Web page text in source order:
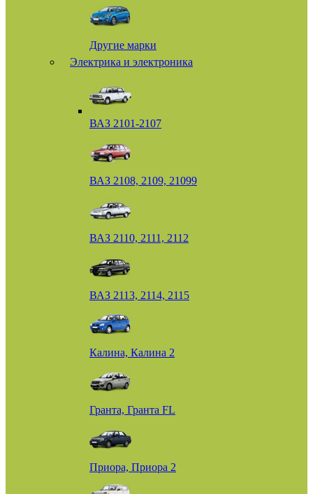
Другие марки
Электрика и электроника
ВАЗ 2101-2107
ВАЗ 2108, 2109, 21099
ВАЗ 2110, 2111, 2112
ВАЗ 2113, 2114, 2115
Калина, Калина 2
Гранта, Гранта FL
Приора, Приора 2